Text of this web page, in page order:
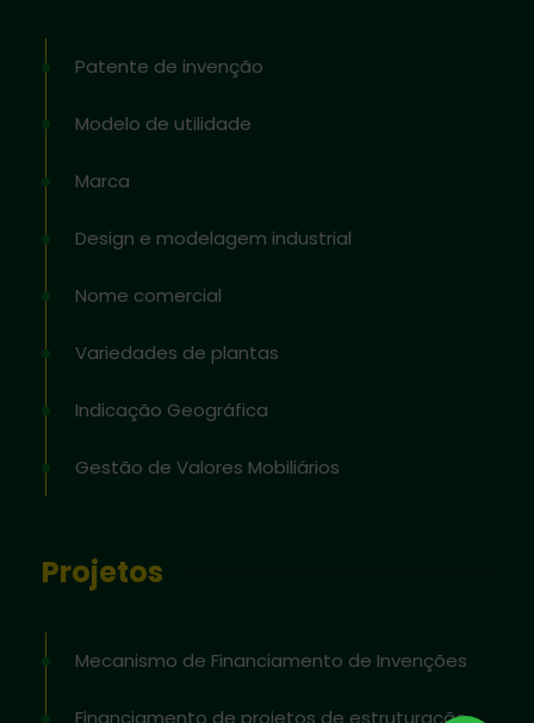
Patente de invenção
Modelo de utilidade
Marca
Design e modelagem industrial
Nome comercial
Variedades de plantas
Indicação Geográfica
Gestão de Valores Mobiliários
Projetos
Mecanismo de Financiamento de Invenções
Financiamento de projetos de estruturação